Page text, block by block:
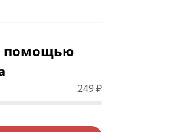
помощью
249₽